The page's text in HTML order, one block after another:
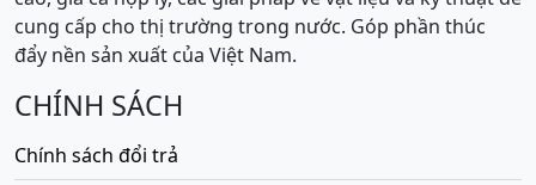
cung cấp cho thị trường trong nước. Góp phần thúc
đẩy nền sản xuất của Việt Nam.
CHÍNH SÁCH
Chính sách đổi trả